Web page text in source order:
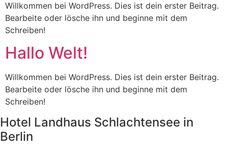
Willkommen bei WordPress. Dies ist dein erster Beitrag.
Bearbeite oder lösche ihn und beginne mit dem
Schreiben!
Hallo Welt!
Willkommen bei WordPress. Dies ist dein erster Beitrag.
Bearbeite oder lösche ihn und beginne mit dem
Schreiben!
Hotel Landhaus Schlachtensee in
Berlin